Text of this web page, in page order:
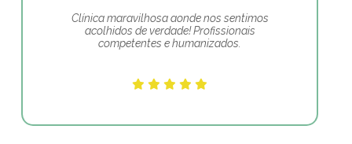
Clínica maravilhosa aonde nos sentimos
acolhidos de verdade! Profissionais
competentes e humanizados.